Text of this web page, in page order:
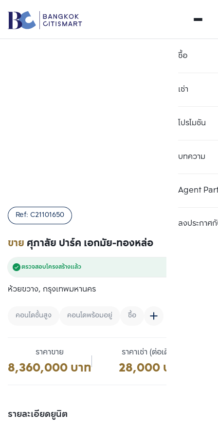
ซื้อ
เช่า
โปรโมชัน
บทความ
Agent
ลงประกาศกั
ขาย ศุภาลัย ปาร์ค เอกมัย-ทองหล่อ
Ref: C21101650
ตรวจสอบโครงสร้างแล้ว
ห้วยขวาง, กรุงเทพมหานคร
คอนโดชั้นสูง คอนโดพร้อมอยู่ ซื้อ
ราคาขาย
8,360,000 บาท
ราคาเช่า (ต่อเดือน)
28,000 บาท
รายละเอียดยูนิต